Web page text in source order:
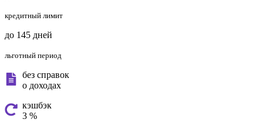
кредитный лимит
до 145 дней
льготный период
без справок
о доходах
кэшбэк
3 %